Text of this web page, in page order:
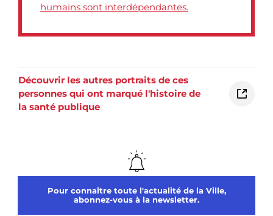
humains sont interdépendantes.
Découvrir les autres portraits de ces
personnes qui ont marqué l'histoire de
la santé publique
Pour connaître toute l'actualité de la Ville,
abonnez-vous à la newsletter.